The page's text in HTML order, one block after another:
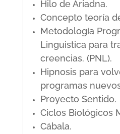
Hilo de Ariadna.
Concepto teoría
Metodología
Linguistica para
creencias. (PNL).
Hipnosis para
programas
Proyecto Sentido.
Ciclos Biológicos
Cábala.